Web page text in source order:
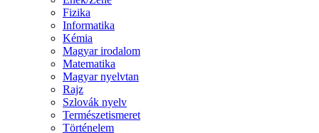
Fizika
Informatika
Kémia
Magyar irodalom
Matematika
Magyar nyelvtan
Rajz
Szlovák nyelv
Természetismeret
Történelem